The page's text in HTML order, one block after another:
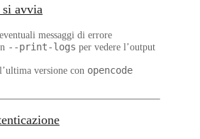
si avvia
messaggi di errore
--print-logs per vedere l’output
versione con opencode